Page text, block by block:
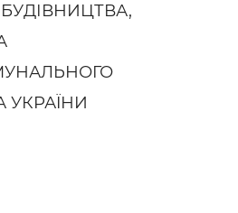
УКРАЇНИ